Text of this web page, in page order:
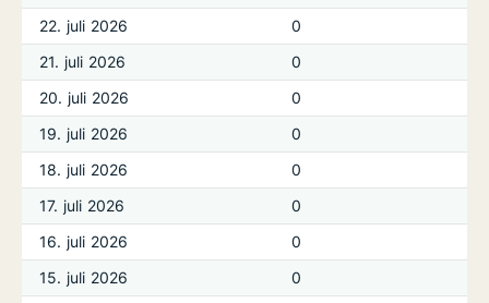
22. juli 2026
0
21. juli 2026
0
20. juli 2026
0
19. juli 2026
0
18. juli 2026
0
17. juli 2026
0
16. juli 2026
0
15. juli 2026
0